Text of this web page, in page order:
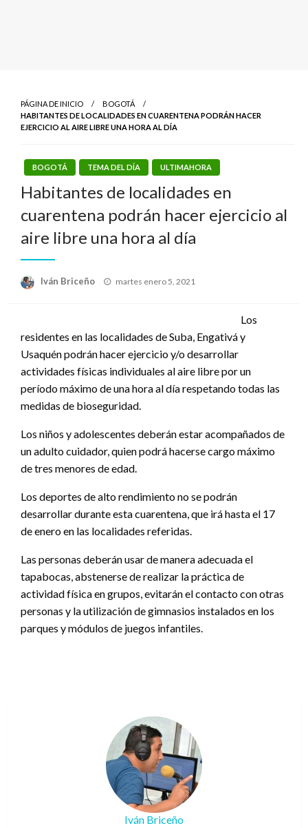
PÁGINA DE INICIO
BOGOTÁ
HABITANTES DE LOCALIDADES EN CUARENTENA PODRÁN HACER
EJERCICIO AL AIRE LIBRE UNA HORA AL DÍA
BOGOTÁ TEMA DEL DÍA ULTIMAHORA
Habitantes de localidades en
cuarentena podrán hacer ejercicio al
aire libre una hora al día
Iván Briceño
Publicado
martes enero 5, 2021
Los
residentes en las localidades de Suba, Engativá y
Usaquén podrán hacer ejercicio y/o desarrollar
actividades físicas individuales al aire libre por un
período máximo de una hora al día respetando todas las
medidas de bioseguridad.
Los niños y adolescentes deberán estar acompañados de
un adulto cuidador, quien podrá hacerse cargo máximo
de tres menores de edad.
Los deportes de alto rendimiento no se podrán
desarrollar durante esta cuarentena, que irá hasta el 17
de enero en las localidades referidas.
Las personas deberán usar de manera adecuada el
tapabocas, abstenerse de realizar la práctica de
actividad física en grupos, evitarán el contacto con otras
personas y la utilización de gimnasios instalados en los
parques y módulos de juegos infantiles.
Iván Briceño